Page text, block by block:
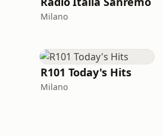
Milano
R101 Today's Hits
Milano